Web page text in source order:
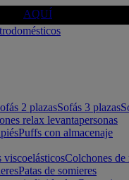
AQUÍ
2 plazasSofás 3 plazas
relax levantapersonas
Puffs con almacenaje
viscoelásticosColchones de
Patas de somieres